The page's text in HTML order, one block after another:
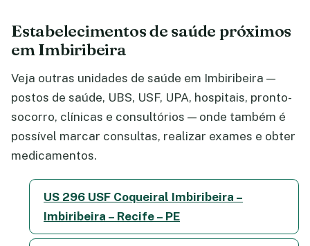
Estabelecimentos de saúde próximos
em Imbiribeira
Veja outras unidades de saúde em Imbiribeira —
postos de saúde, UBS, USF, UPA, hospitais, pronto-
socorro, clínicas e consultórios — onde também é
possível marcar consultas, realizar exames e obter
medicamentos.
US 296 USF Coqueiral Imbiribeira –
Imbiribeira – Recife – PE